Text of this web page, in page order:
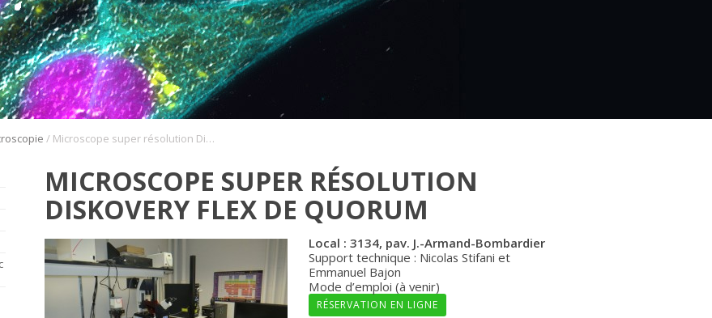
/ Microscope super résolution Diskovery Flex de Quorum
MICROSCOPE SUPER RÉSOLUTION
DISKOVERY FLEX DE QUORUM
Local : 3134, pav. J.-Armand-Bombardier
Support technique : Nicolas Stifani et
Emmanuel Bajon
Mode d’emploi (à venir)
RÉSERVATION EN LIGNE